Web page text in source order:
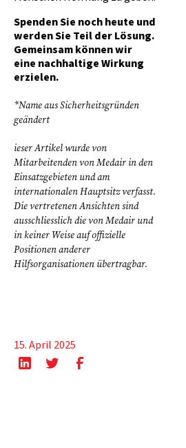
Spenden Sie noch heute und
werden Sie Teil der Lösung.
Gemeinsam können wir
eine nachhaltige Wirkung
erzielen.
*Name aus Sicherheitsgründen
geändert
ieser Artikel wurde von
Mitarbeitenden von Medair in den
Einsatzgebieten und am
internationalen Hauptsitz verfasst.
Die vertretenen Ansichten sind
ausschliesslich die von Medair und
in keiner Weise auf offizielle
Positionen anderer
Hilfsorganisationen übertragbar.
15. April 2025